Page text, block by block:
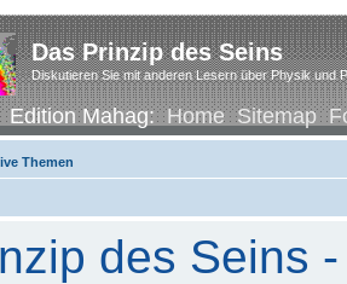
Das Prinzip des Seins
Diskutieren Sie mit anderen Lesern über Physik und
Edition Mahag:Home Sitemap
Themen
des Seins